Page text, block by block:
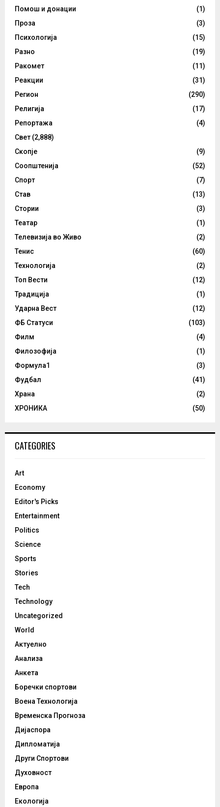
Помош и донации
(1)
Проза
(3)
Психологија
(15)
Разно
(19)
Ракомет
(11)
Реакции
(31)
Регион
(290)
Религија
(17)
Репортажа
(4)
Свет (2,888)
Скопје
(9)
Соопштенија
(52)
Спорт
(7)
Став
(13)
Стории
(3)
Театар
(1)
Телевизија во Живо
(2)
Тенис
(60)
Технологија
(2)
Топ Вести
(12)
Традиција
(1)
Ударна Вест
(12)
ФБ Статуси
(103)
Филм
(4)
Филозофија
(1)
Формула1
(3)
Фудбал
(41)
Храна
(2)
ХРОНИКА
(50)
CATEGORIES
Art
Economy
Editor's Picks
Entertainment
Politics
Science
Sports
Stories
Tech
Technology
Uncategorized
World
Актуелно
Анализа
Анкета
Боречки спортови
Воена Технологија
Временска Прогноза
Дијаспора
Дипломатија
Други Спортови
Духовност
Европа
Екологија